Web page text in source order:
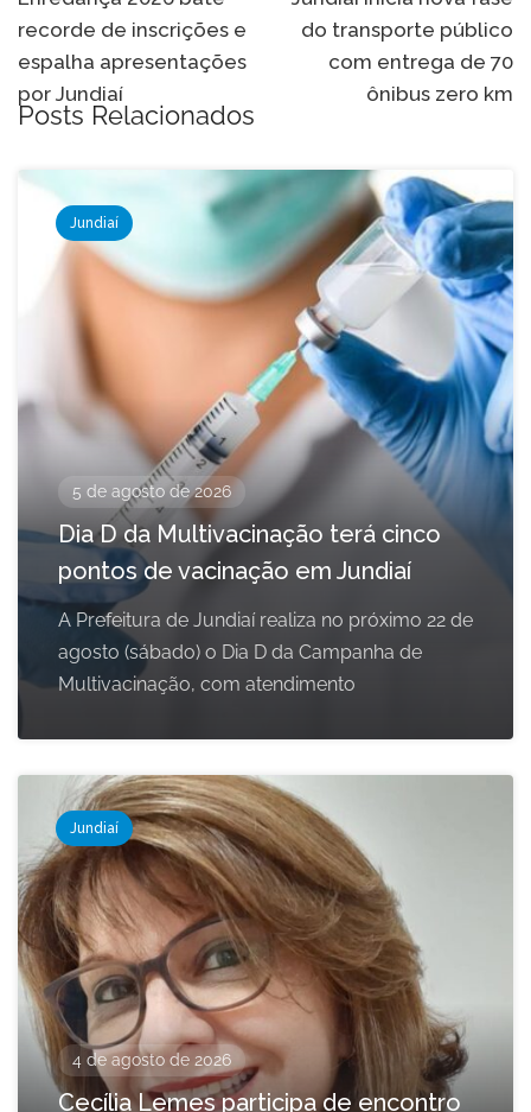
Post
recorde de inscrições e
espalha apresentações
por Jundiaí
do transporte público
com entrega de 70
ônibus zero km
Posts Relacionados
Jundiaí
5 de agosto de 2026
Dia D da Multivacinação terá cinco
pontos de vacinação em Jundiaí
A Prefeitura de Jundiaí realiza no próximo 22 de
agosto (sábado) o Dia D da Campanha de
Multivacinação, com atendimento
Jundiaí
4 de agosto de 2026
Cecília Lemes participa de encontro